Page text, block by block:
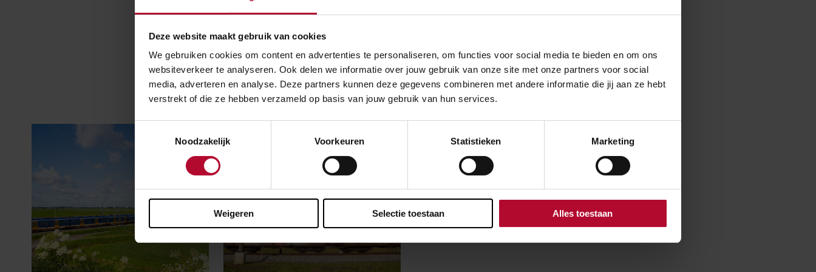
Deze website maakt gebruik van cookies
We gebruiken cookies om content en advertenties te personaliseren, om functies voor social media te bieden en om ons
websiteverkeer te analyseren. Ook delen we informatie over jouw gebruik van onze site met onze partners voor social
media, adverteren en analyse. Deze partners kunnen deze gegevens combineren met andere informatie die jij aan ze hebt
verstrekt of die ze hebben verzameld op basis van jouw gebruik van hun services.
Toestemmingsselectie
Noodzakelijk
Voorkeuren Statistieken Marketing
Weigeren Selectie toestaan Alles toestaan
Onderwerpen